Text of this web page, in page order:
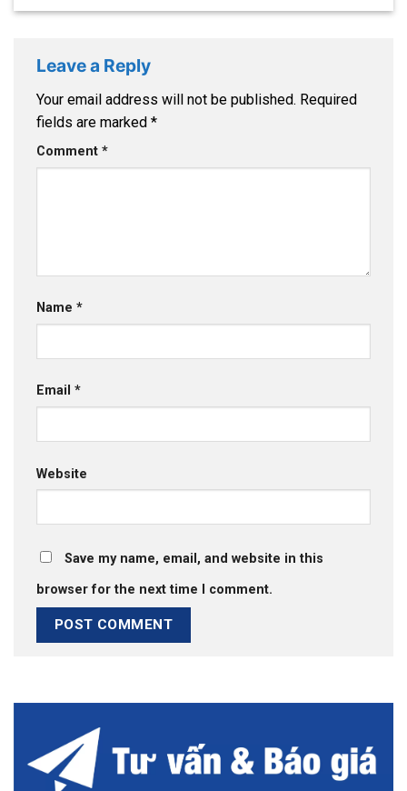
Leave a Reply
Your email address will not be published. Required
fields are marked *
Comment *
Name *
Email *
Website
Save my name, email, and website in this
browser for the next time I comment.